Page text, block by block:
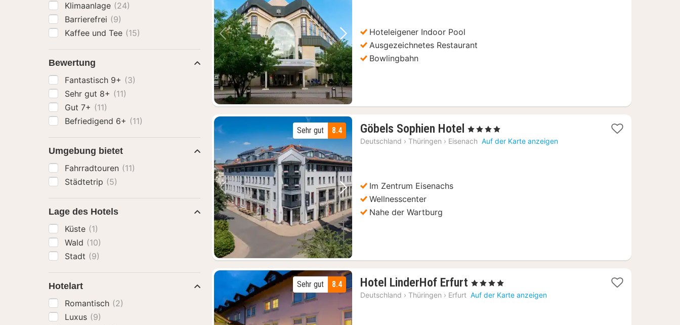
Vorheriges Bild Nächstes Bild
Hoteleigener Indoor Pool
Ausgezeichnetes Restaurant
Bowlingbahn
Vorheriges Bild Nächstes Bild
8.4
Sehr gut Göbels Sophien Hotel 1
Nacht
, 4 Sterne
Deutschland › Thüringen › Eisenach Auf der Karte anzeigen
Im Zentrum Eisenachs
Wellnesscenter
Nahe der Wartburg
8.4
Sehr gut Hotel LinderHof Erfurt 1
Nacht
, 4 Sterne
Deutschland › Thüringen › Erfurt Auf der Karte anzeigen
Klimaanlage (24)
Barrierefrei (9)
Kaffee und Tee (15)
Bewertung
Fantastisch 9+ (3)
Sehr gut 8+ (11)
Gut 7+ (11)
Befriedigend 6+ (11)
Umgebung bietet
Fahrradtouren (11)
Städtetrip (5)
Lage des Hotels
Küste (1)
Wald (10)
Stadt (9)
Hotelart
Romantisch (2)
Luxus (9)